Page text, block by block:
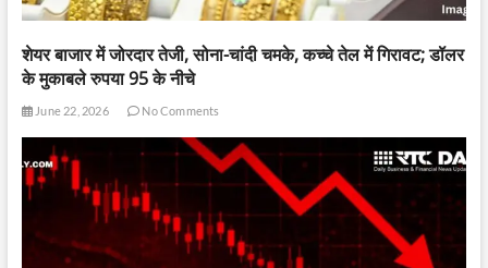
शेयर बाजार में जोरदार तेजी, सोना-चांदी चमके, कच्चे तेल में गिरावट; डॉलर
के मुकाबले रुपया 95 के नीचे
June 22, 2026 No Comments